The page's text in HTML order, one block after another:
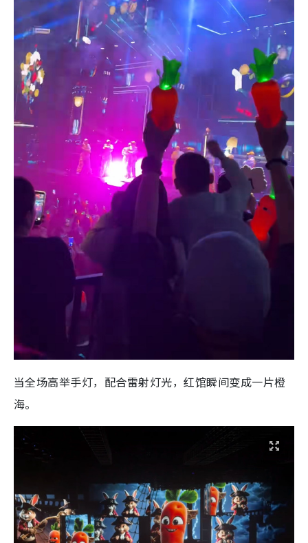
当全场高举手灯，配合雷射灯光，红馆瞬间变成一片橙
海。